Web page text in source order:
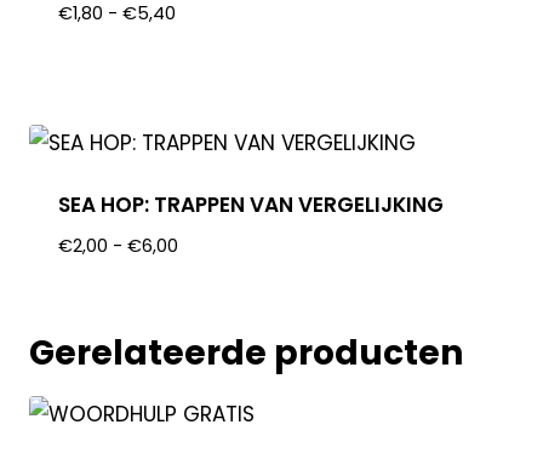
€1,80 - €5,40
SEA HOP: TRAPPEN VAN VERGELIJKING
€2,00 - €6,00
Gerelateerde producten